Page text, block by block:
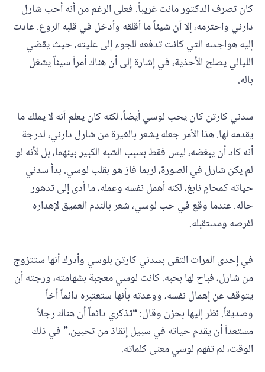
كان تصرف الدكتور مانت غريباً. فعلى الرغم من أنه أحب شارل
دارني واحترمه، إلا أن شيئاً ما أقلقه وأدخل في قلبه الروع. عادت
إليه هواجسه التي كانت تدفعه للجوء إلى عليته، حيث يقضي
الليالي يصلح الأحذية، في إشارة إلى أن هناك أمراً سيئاً يشغل
باله.
سدني كارتن كان يحب لوسي أيضاً، لكنه كان يعلم أنه لا يملك ما
يقدمه لها. هذا الأمر جعله يشعر بالغيرة من شارل دارني، لدرجة
أنه كاد أن يبغضه، ليس فقط بسبب الشبه الكبير بينهما، بل لأنه لو
لم يكن شارل في الصورة، لربما فاز هو بقلب لوسي. بدأ سدني
حياته كمحامٍ نابغ، لكنه أهمل نفسه وعمله، ما أدى إلى تدهور
حاله. عندما وقع في حب لوسي، شعر بالندم العميق لإهداره
لفرصه ومستقبله.
في إحدى المرات التقى بسدني كارتن بلوسي وأدرك أنها ستتزوج
من شارل، فباح لها بحبه. كانت لوسي معجبة بشهامته، ورجته أن
يتوقف عن إهمال نفسه، ووعدته بأنها ستعتبره دائماً أخاً
وصديقاً. نظر إليها بحزن وقال: “تذكري دائماً أن هناك رجلاً
مستعداً أن يقدم حياته في سبيل إنقاذ من تحبين.” في ذلك
الوقت، لم تفهم لوسي معنى كلماته.